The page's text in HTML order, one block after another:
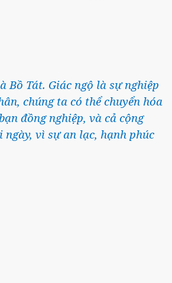
Bồ Tát. Giác ngộ là sự nghiệp
chúng ta có thể chuyển hóa
đồng nghiệp, và cả cộng
ngày, vì sự an lạc, hạnh phúc